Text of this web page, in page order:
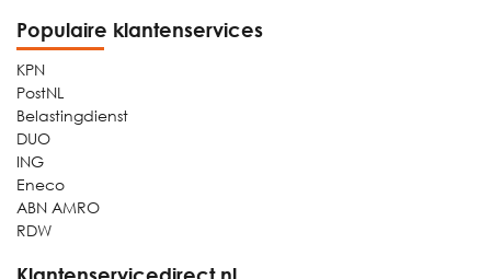
Populaire klantenservices
KPN
PostNL
Belastingdienst
DUO
ING
Eneco
ABN AMRO
RDW